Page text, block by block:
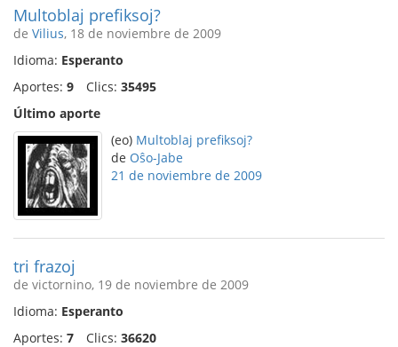
Multoblaj prefiksoj?
de Vilius, 18 de noviembre de 2009
Idioma: Esperanto
Aportes: 9 Clics: 35495
Último aporte
(eo) Multoblaj prefiksoj?
de Oŝo-Jabe
21 de noviembre de 2009
tri frazoj
de victornino, 19 de noviembre de 2009
Idioma: Esperanto
Aportes: 7 Clics: 36620